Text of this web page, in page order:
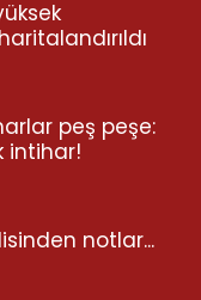
peş peşe:
intihar!
notlar...